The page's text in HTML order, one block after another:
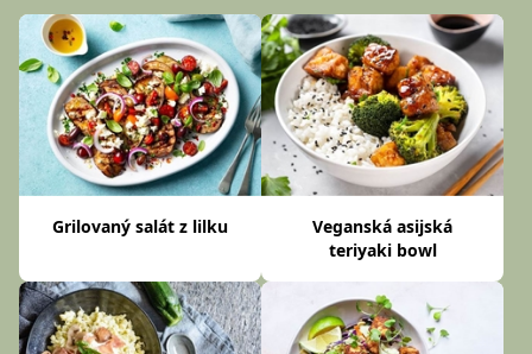
Grilovaný salát z lilku
Veganská asijská
teriyaki bowl